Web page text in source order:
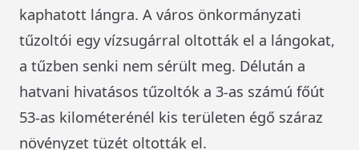
kaphatott lángra. A város önkormányzati
tűzoltói egy vízsugárral oltották el a lángokat,
a tűzben senki nem sérült meg. Délután a
hatvani hivatásos tűzoltók a 3-as számú főút
53-as kilométerénél kis területen égő száraz
növényzet tüzét oltották el.